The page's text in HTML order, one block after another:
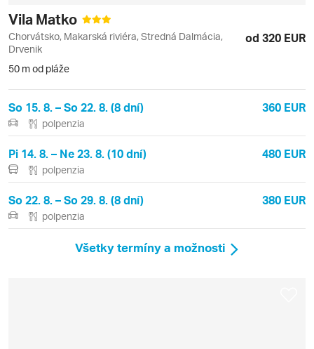
Vila Matko
Chorvátsko, Makarská riviéra, Stredná Dalmácia,
Drvenik
od 320 EUR
50 m od pláže
So 15. 8. – So 22. 8. (8 dní) 360 EUR
polpenzia
Pi 14. 8. – Ne 23. 8. (10 dní) 480 EUR
polpenzia
So 22. 8. – So 29. 8. (8 dní) 380 EUR
polpenzia
Všetky termíny a možnosti